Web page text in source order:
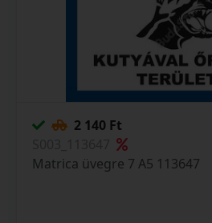
2 140 Ft
Matrica üvegre 7 A5 113647